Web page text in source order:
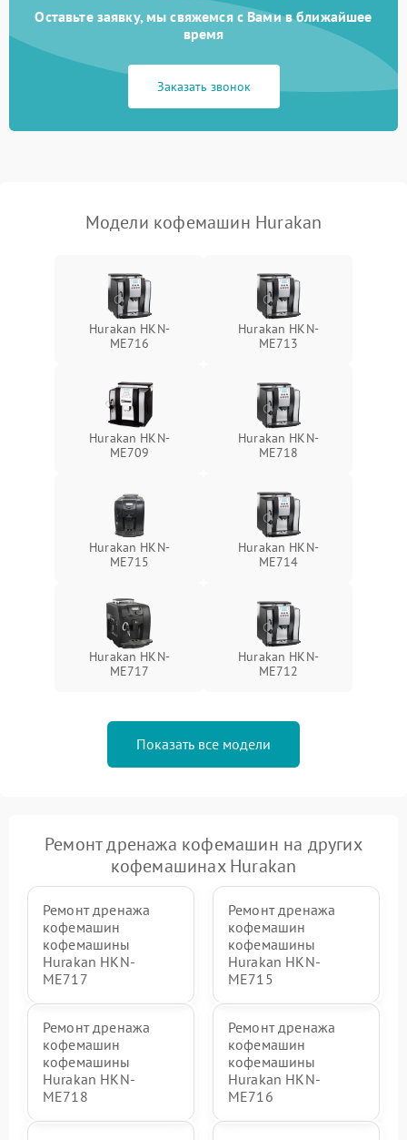
Оставьте заявку, мы свяжемся с Вами в ближайшее
время
Заказать звонок
Модели кофемашин Hurakan
Hurakan HKN-
ME716
Hurakan HKN-
ME713
Hurakan HKN-
ME709
Hurakan HKN-
ME718
Hurakan HKN-
ME715
Hurakan HKN-
ME714
Hurakan HKN-
ME717
Hurakan HKN-
ME712
Показать все модели
Ремонт дренажа кофемашин на других
кофемашинах Hurakan
Ремонт дренажа
кофемашин
кофемашины
Hurakan HKN-
ME717
Ремонт дренажа
кофемашин
кофемашины
Hurakan HKN-
ME715
Ремонт дренажа
кофемашин
кофемашины
Hurakan HKN-
ME718
Ремонт дренажа
кофемашин
кофемашины
Hurakan HKN-
ME716